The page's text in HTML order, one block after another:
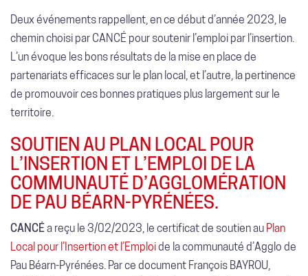
Deux événements rappellent, en ce début d’année 2023, le
chemin choisi par CANCÉ pour soutenir l’emploi par l’insertion.
L’un évoque les bons résultats de la mise en place de
partenariats efficaces sur le plan local, et l’autre, la pertinence
de promouvoir ces bonnes pratiques plus largement sur le
territoire.
SOUTIEN AU PLAN LOCAL POUR
L’INSERTION ET L’EMPLOI DE LA
COMMUNAUTÉ D’AGGLOMÉRATION
DE PAU BÉARN-PYRÉNÉES.
CANCÉa reçu le 3/02/2023, le certificat de soutien au Plan
Local pour l’Insertion et l’Emploide la communauté d’Agglo de
Pau Béarn-Pyrénées. Par ce document François BAYROU,